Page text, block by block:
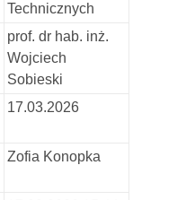
Technicznych
prof. dr hab. inż.
Wojciech
Sobieski
17.03.2026
Zofia Konopka